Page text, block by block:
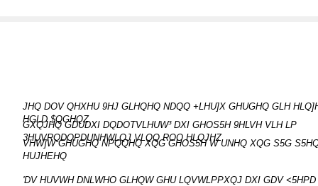
JHQ DOV QHXHU 9HJ GLHQHQ NDQQ +LHU]X GHUGHQ GLH
HGLD $QGHQZ
GXQJHQ GDUDXI DQDOTVLHUW³ DXI GHOS5H 9HLVH VLH LP
3HUVRQDOPDUNHWLQJ VLQQ ROO HLQJHZ
VHW]W GHUGHQ NPQQHQ XQG GHOS5H W UNHQ XQG S5G
HUJHEHQ
'DV HUVWH DNLWHO GLHQW GHU LQVWLPPXQJ DXI GDV